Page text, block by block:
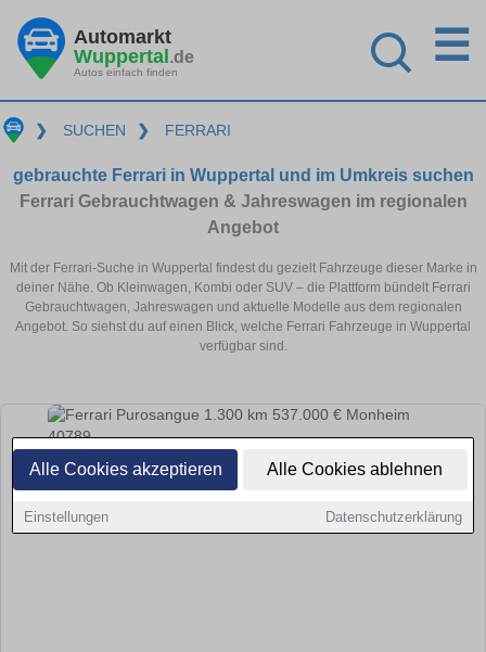
Alle Cookies akzeptieren Alle Cookies ablehnen
Einstellungen Datenschutzerklärung
Automarkt
Wuppertal.de
Autos einfach finden
☰
❯ SUCHEN ❯ FERRARI
gebrauchte Ferrari in Wuppertal und im Umkreis suchen
Ferrari Gebrauchtwagen & Jahreswagen im regionalen
Angebot
Mit der Ferrari-Suche in Wuppertal findest du gezielt Fahrzeuge dieser Marke in
deiner Nähe. Ob Kleinwagen, Kombi oder SUV – die Plattform bündelt Ferrari
Gebrauchtwagen, Jahreswagen und aktuelle Modelle aus dem regionalen
Angebot. So siehst du auf einen Blick, welche Ferrari Fahrzeuge in Wuppertal
verfügbar sind.